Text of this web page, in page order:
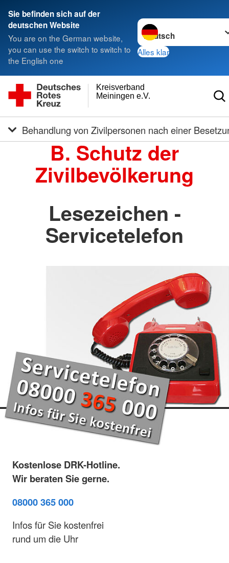
Sie befinden sich auf der
deutschen Website
You are on the German website,
you can use the switch to switch to
the English one
Sprache wechseln zu
Alles klar
Meiningen e.V.
Kreisverband
Behandlung von Zivilpersonen nach einer
B. Schutz der
Zivilbevölkerung
Lesezeichen -
Servicetelefon
Kostenlose DRK-Hotline.
Wir beraten Sie gerne.
08000 365 000
Infos für Sie kostenfrei
rund um die Uhr